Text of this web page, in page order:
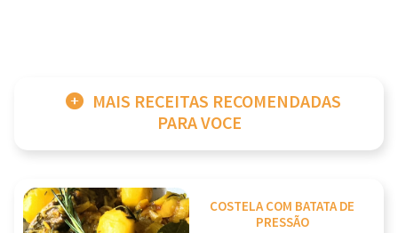
MAIS RECEITAS RECOMENDADAS
PARA VOCE
COSTELA COM BATATA DE
PRESSÃO